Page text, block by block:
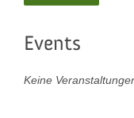
Events
Keine